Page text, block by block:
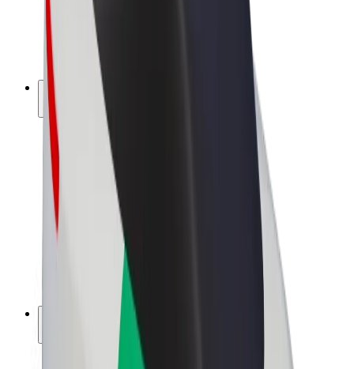
Bolt for Business
Elcyklar
Bolt Plus
Tjäna pengar med Bolt
Förares intäkter
Kurirers intäkter
Handlare i Bolt Food